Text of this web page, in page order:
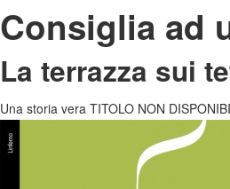
Consiglia ad
La terrazza sui
Una storia vera TITOLO NON